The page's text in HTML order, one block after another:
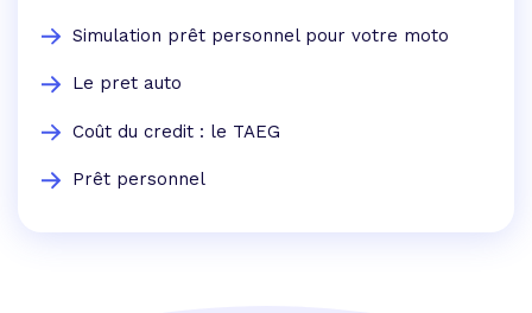
Simulation prêt personnel pour votre moto
Le pret auto
Coût du credit : le TAEG
Prêt personnel